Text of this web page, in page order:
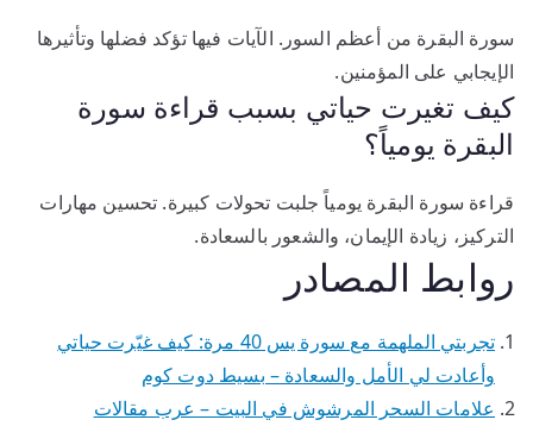
سورة البقرة من أعظم السور. الآيات فيها تؤكد فضلها وتأثيرها
الإيجابي على المؤمنين.
كيف تغيرت حياتي بسبب قراءة سورة
البقرة يومياً؟
قراءة سورة البقرة يومياً جلبت تحولات كبيرة. تحسين مهارات
التركيز، زيادة الإيمان، والشعور بالسعادة.
روابط المصادر
تجربتي الملهمة مع سورة يس 40 مرة: كيف غيّرت حياتي
وأعادت لي الأمل والسعادة – بسيط دوت كوم
علامات السحر المرشوش في البيت – عرب مقالات